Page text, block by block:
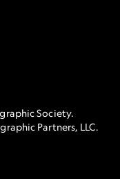
Society.
Partners, LLC.